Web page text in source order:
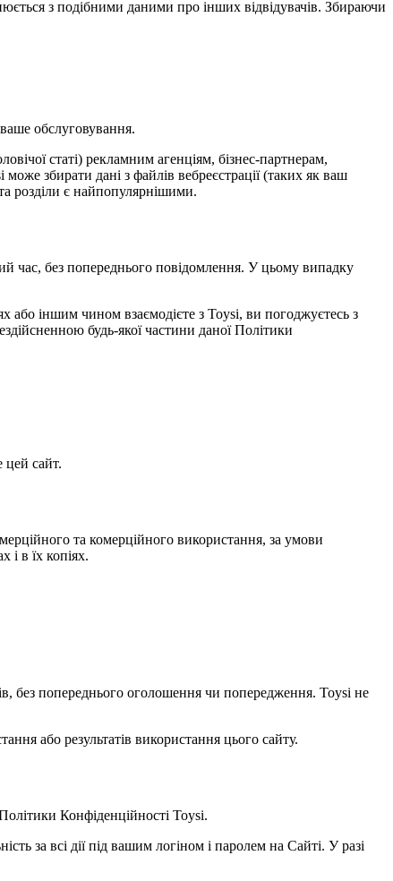
з подібними даними про інших відвідувачів. Збираючи
обслуговування.
статі) рекламним агенціям, бізнес-партнерам,
збирати дані з файлів вебреєстрації (таких як ваш
розділи є найпопулярнішими.
час, без попереднього повідомлення. У цьому випадку
або іншим чином взаємодієте з Toysi, ви погоджуєтесь з
будь-якої частини даної Політики
сайт.
та комерційного використання, за умови
і в їх копіях.
без попереднього оголошення чи попередження. Toysi не
або результатів використання цього сайту.
Конфіденційності Toysi.
за всі дії під вашим логіном і паролем на Сайті. У разі